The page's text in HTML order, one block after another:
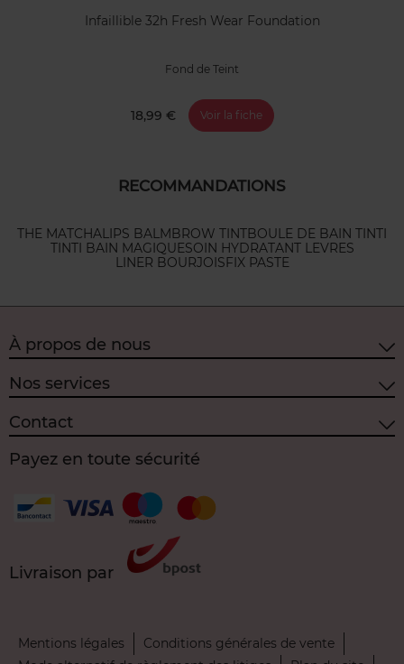
Infaillible 32h Fresh Wear Foundation
Fond de Teint
18,99 € Voir la fiche
RECOMMANDATIONS
THE MATCHALIPS BALMBROW TINTBOULE DE BAIN TINTI
TINTI BAIN MAGIQUESOIN HYDRATANT LEVRES
LINER BOURJOISFIX PASTE
À propos de nous
Nos services
Contact
Payez en toute sécurité
Livraison par
Mentions légales
Conditions générales de vente